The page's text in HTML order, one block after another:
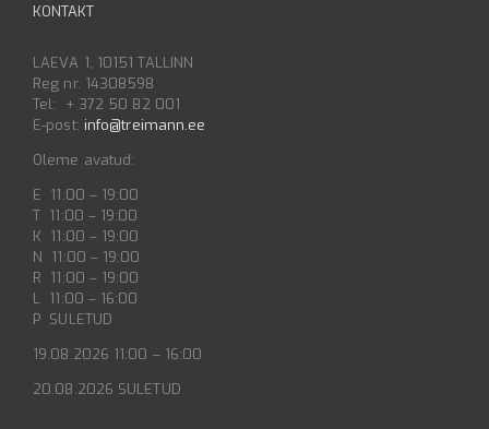
KONTAKT
LAEVA 1, 10151 TALLINN
Reg nr. 14308598
Tel: + 372 50 82 001
E-post: info@treimann.ee
Oleme avatud:
E 11:00 – 19:00
T 11:00 – 19:00
K 11:00 – 19:00
N 11:00 – 19:00
R 11:00 – 19:00
L 11:00 – 16:00
P SULETUD
19.08.2026 11:00 – 16:00
20.08.2026 SULETUD